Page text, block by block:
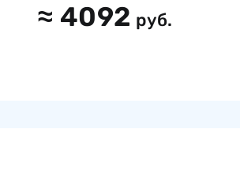
≈ 4092 руб.